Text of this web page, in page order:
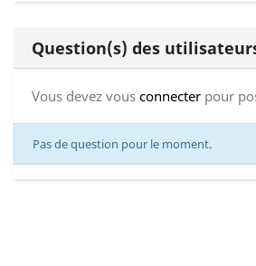
Question(s) des
Vous devez vous connecter pour
Pas de question pour le moment.